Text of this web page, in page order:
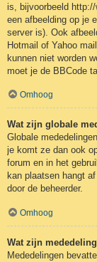
is, bijvoorbeeld
een afbeelding op je
server is). Ook
Hotmail of Yahoo
kunnen niet worden
moet je de BBCode
Omhoog
Wat zijn globale
Globale
je komt ze dan ook
forum en in het
kan plaatsen hangt
door de beheerder.
Omhoog
Wat zijn
Mededelingen